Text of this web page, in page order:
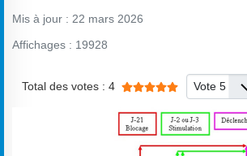
Mis à jour : 22 mars 2026
Affichages : 19928
Total des votes : 4 Veuillez